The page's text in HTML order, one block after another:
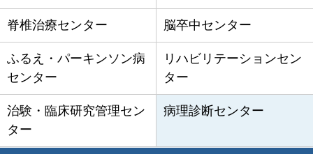
脊椎治療センター 脳卒中センター
ふるえ・パーキンソン病
センター
リハビリテーションセン
ター
治験・臨床研究管理セン
ター
病理診断センター